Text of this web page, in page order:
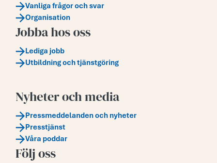
Vanliga frågor och svar
Organisation
Jobba hos oss
Lediga jobb
Utbildning och tjänstgöring
Nyheter och media
Pressmeddelanden och nyheter
Presstjänst
Våra poddar
Följ oss